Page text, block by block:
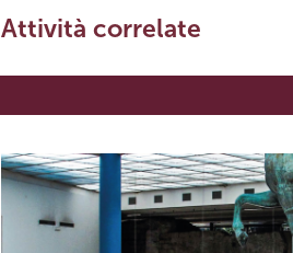
Attività correlate